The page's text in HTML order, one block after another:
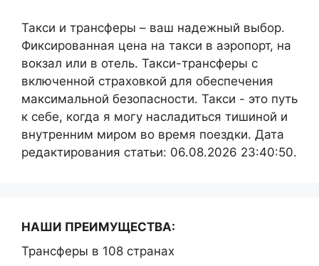
Такси и трансферы – ваш надежный выбор.
Фиксированная цена на такси в аэропорт, на
вокзал или в отель. Такси-трансферы с
включенной страховкой для обеспечения
максимальной безопасности. Такси - это путь
к себе, когда я могу насладиться тишиной и
внутренним миром во время поездки. Дата
редактирования статьи: 06.08.2026 23:40:50.
НАШИ ПРЕИМУЩЕСТВА:
Трансферы в 108 странах